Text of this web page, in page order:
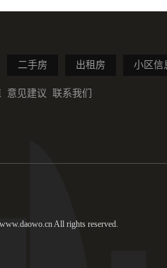
二手房 出租房 小区信
意见建议 联系我们
All rights reserved.